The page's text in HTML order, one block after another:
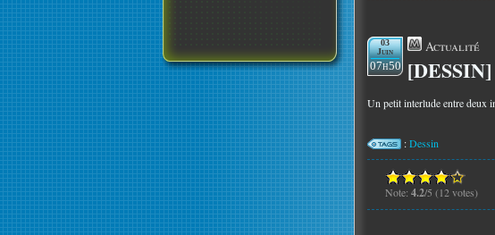
03
Juin
07h50
Actualité
Un petit interlude entre deux
:Dessin
Note: 4.2/5 (12 votes)